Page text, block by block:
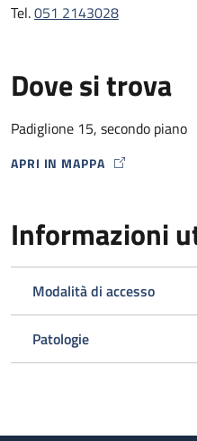
Tel.051 2143028
Dove si trova
Padiglione 15, secondo piano
APRI IN MAPPA
MAP ICON
Informazioni
Modalità di accesso
Patologie